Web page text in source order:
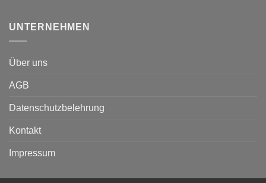
UNTERNEHMEN
Über uns
AGB
Datenschutzbelehrung
Kontakt
Impressum